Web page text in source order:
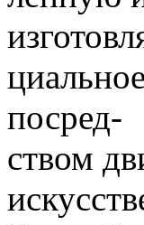
посред-
ством